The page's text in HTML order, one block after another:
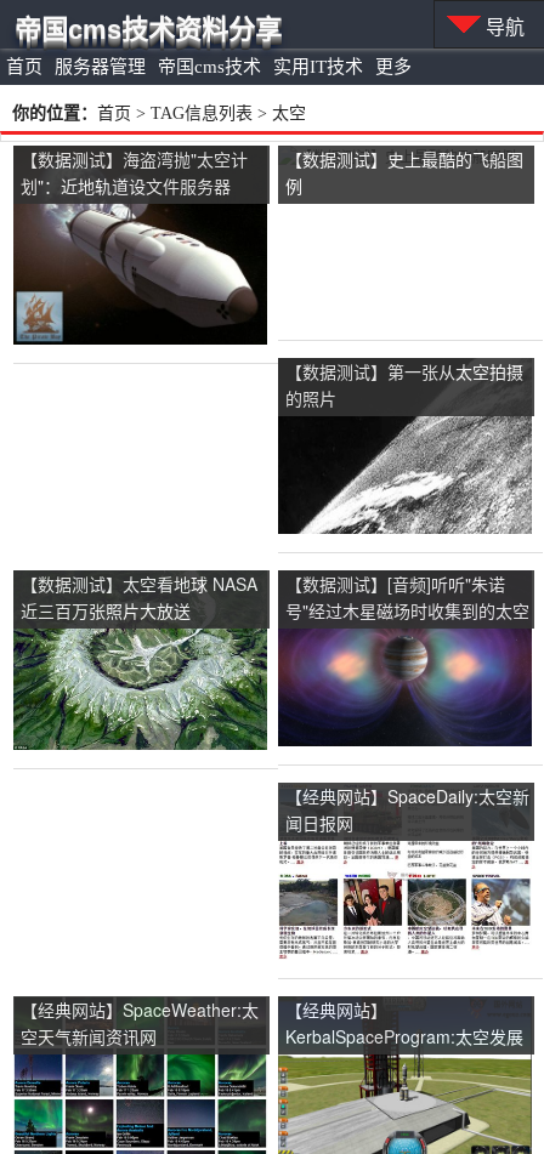
首页 服务器管理 帝国cms技术 实用IT技术 更多
帝国cms技术资料分享 导航
你的位置： 首页 > TAG信息列表 > 太空
【数据测试】海盗湾抛"太空计
划"：近地轨道设文件服务器
【数据测试】史上最酷的飞船图
例
【数据测试】第一张从太空拍摄
的照片
【数据测试】太空看地球 NASA
近三百万张照片大放送
【数据测试】[音频]听听"朱诺
号"经过木星磁场时收集到的太空
之声
【经典网站】SpaceDaily:太空新
闻日报网
【经典网站】SpaceWeather:太
空天气新闻资讯网
【经典网站】
KerbalSpaceProgram:太空发展
史模拟游戏